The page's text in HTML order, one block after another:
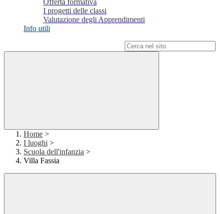
Offerta formativa
I progetti delle classi
Valutazione degli Apprendimenti
Info utili
Home >
I luoghi >
Scuola dell'infanzia >
Villa Fassia